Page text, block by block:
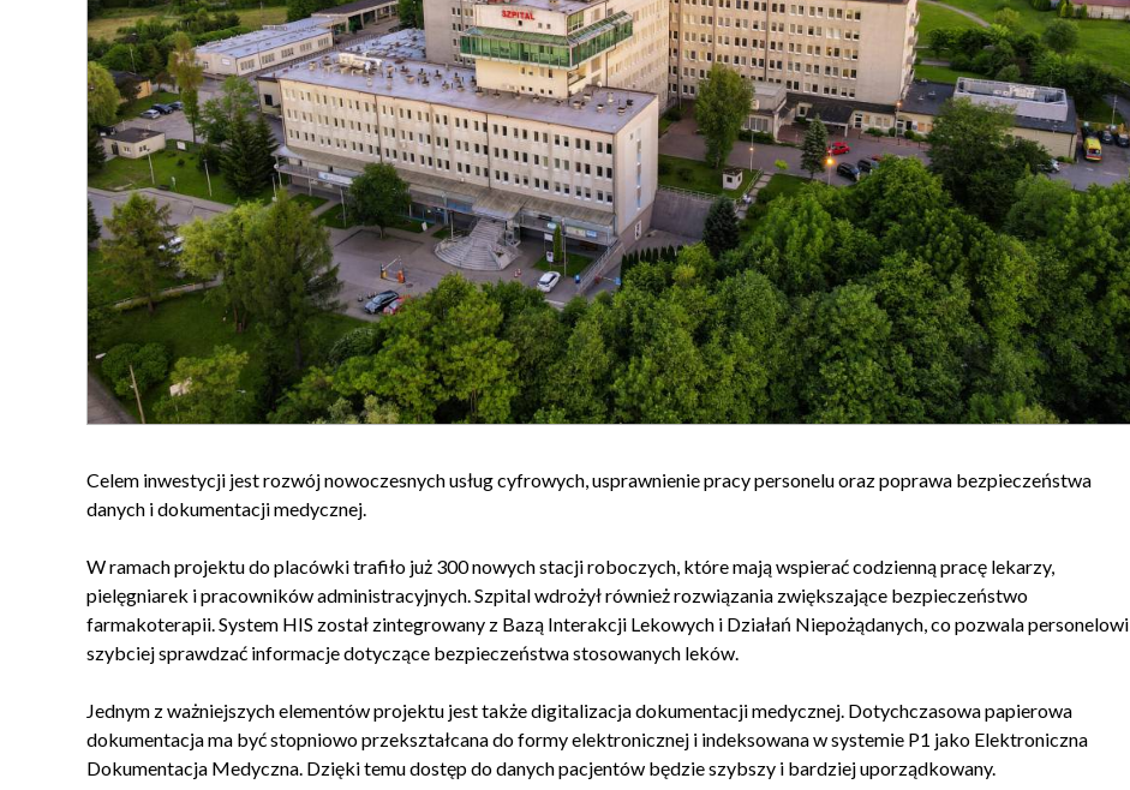
Celem inwestycji jest rozwój nowoczesnych usług cyfrowych, usprawnienie pracy personelu oraz poprawa bezpieczeństwa
danych i dokumentacji medycznej.
W ramach projektu do placówki trafiło już 300 nowych stacji roboczych, które mają wspierać codzienną pracę lekarzy,
pielęgniarek i pracowników administracyjnych. Szpital wdrożył również rozwiązania zwiększające bezpieczeństwo
farmakoterapii. System HIS został zintegrowany z Bazą Interakcji Lekowych i Działań Niepożądanych, co pozwala personelowi
szybciej sprawdzać informacje dotyczące bezpieczeństwa stosowanych leków.
Jednym z ważniejszych elementów projektu jest także digitalizacja dokumentacji medycznej. Dotychczasowa papierowa
dokumentacja ma być stopniowo przekształcana do formy elektronicznej i indeksowana w systemie P1 jako Elektroniczna
Dokumentacja Medyczna. Dzięki temu dostęp do danych pacjentów będzie szybszy i bardziej uporządkowany.